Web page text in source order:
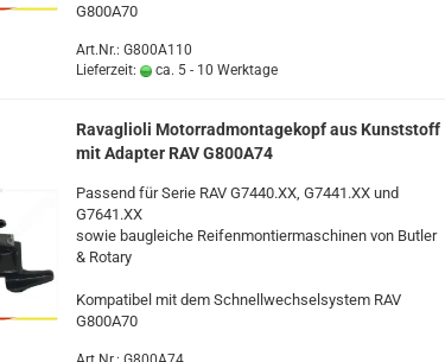
G800A70
Art.Nr.: G800A110
Lieferzeit:
ca. 5 - 10 Werktage
Ra­vaglio­li Mo­tor­rad­mon­ta­ge­kopf aus Kunst­stoff
mit Ad­ap­ter RAV G800A74
Pas­send für Serie RAV G7440.XX, G7441.XX und
G7641.XX
sowie bau­glei­che Rei­fen­mon­tier­ma­schi­nen von But­ler
& Ro­ta­ry
Kom­pa­ti­bel mit dem Schnell­wech­sel­sys­tem RAV
G800A70